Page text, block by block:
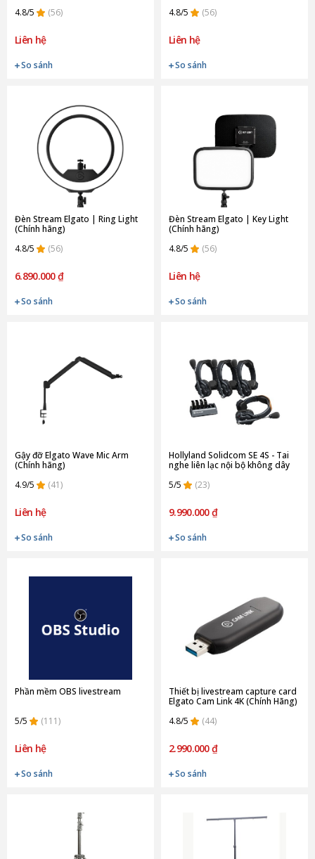
4.8/5 (56)
Liên hệ
So sánh
4.8/5 (56)
Liên hệ
So sánh
Đèn Stream Elgato | Ring Light
(Chính hãng)
4.8/5
(56)
6.890.000 ₫
So sánh
Đèn Stream Elgato | Key Light
(Chính hãng)
4.8/5
(56)
Liên hệ
So sánh
Gậy đỡ Elgato Wave Mic Arm
(Chính hãng)
4.9/5
(41)
Liên hệ
So sánh
Hollyland Solidcom SE 4S - Tai
nghe liên lạc nội bộ không dây
5/5
(23)
9.990.000 ₫
So sánh
Phần mềm OBS livestream
5/5 (111)
Liên hệ
So sánh
Thiết bị livestream capture card
Elgato Cam Link 4K (Chính Hãng)
4.8/5
(44)
2.990.000 ₫
So sánh